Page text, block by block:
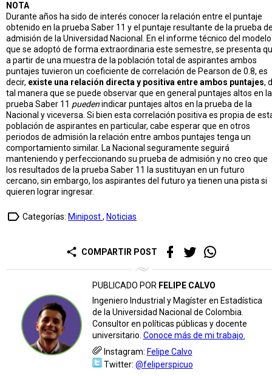
NOTA
Durante años ha sido de interés conocer la relación entre el puntaje
obtenido en la prueba Saber 11 y el puntaje resultante de la prueba
admisión de la Universidad Nacional. En el informe técnico del modelo
que se adoptó de forma extraordinaria este semestre, se presenta
a partir de una muestra de la población total de aspirantes ambos
puntajes tuvieron un coeficiente de correlación de Pearson de 0.8, es
decir, existe una relación directa y positiva entre ambos puntajes,
tal manera que se puede observar que en general puntajes altos en la
prueba Saber 11 puedenindicar puntajes altos en la prueba de la
Nacional y viceversa. Si bien esta correlación positiva es propia de
población de aspirantes en particular, cabe esperar que en otros
periodos de admisión la relación entre ambos puntajes tenga un
comportamiento similar. La Nacional seguramente seguirá
manteniendo y perfeccionando su prueba de admisión y no creo que
los resultados de la prueba Saber 11 la sustituyan en un futuro
cercano, sin embargo, los aspirantes del futuro ya tienen una pista si
quieren lograr ingresar.
label_outline Categorías: Minipost, Noticias
share COMPARTIR POST
PUBLICADO POR FELIPE CALVO
Ingeniero Industrial y Magíster en Estadística
de la Universidad Nacional de Colombia.
Consultor en políticas públicas y docente
universitario. Conoce más de mi trabajo.
Instagram: Felipe Calvo
Twitter: @feliperspicuo